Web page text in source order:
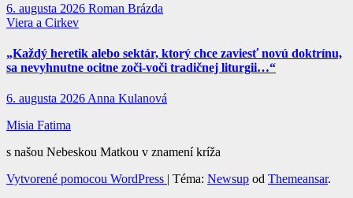
6. augusta 2026 Roman Brázda
Viera a Cirkev
„Každý heretik alebo sektár, ktorý chce zaviesť novú doktrínu,
sa nevyhnutne ocitne zoči-voči tradičnej liturgii…“
6. augusta 2026 Anna Kulanová
Misia Fatima
s našou Nebeskou Matkou v znamení kríža
Vytvorené pomocou WordPress | Téma: Newsup od Themeansar.